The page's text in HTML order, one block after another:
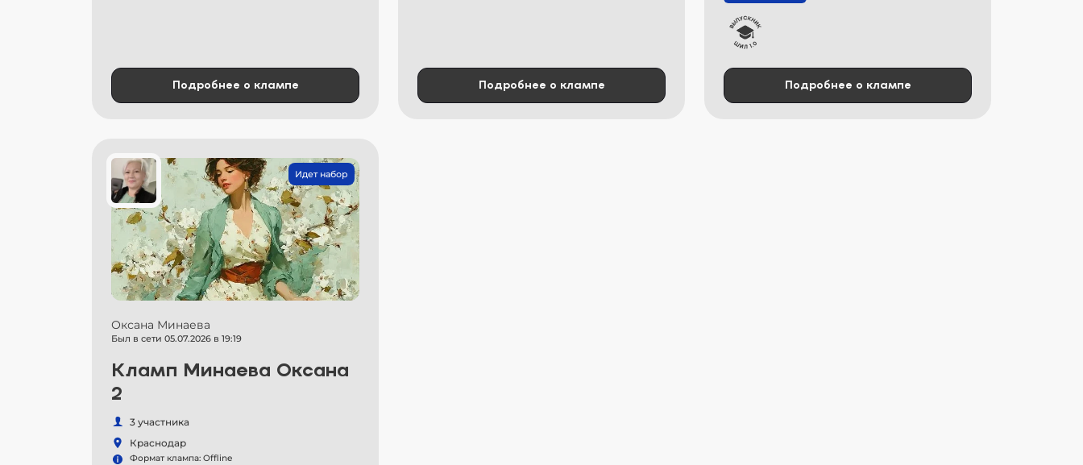
Подробнее о клампе Подробнее о клампе Подробнее о клампе
Идет набор
Оксана Минаева
Был в сети 05.07.2026 в 19:19
Кламп Минаева Оксана
2
3 участника
Краснодар
Формат клампа: Offline